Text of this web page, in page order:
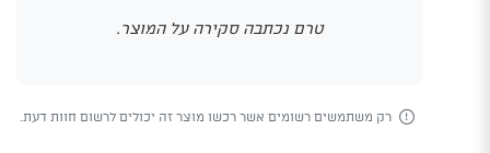
טרם נכתבה סקירה על המוצר.
רק משתמשים רשומים אשר רכשו מוצר זה יכולים לרשום חוות דעת.